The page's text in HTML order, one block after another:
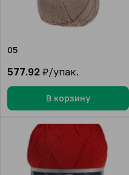
05
577.92 ₽/упак.
В корзину